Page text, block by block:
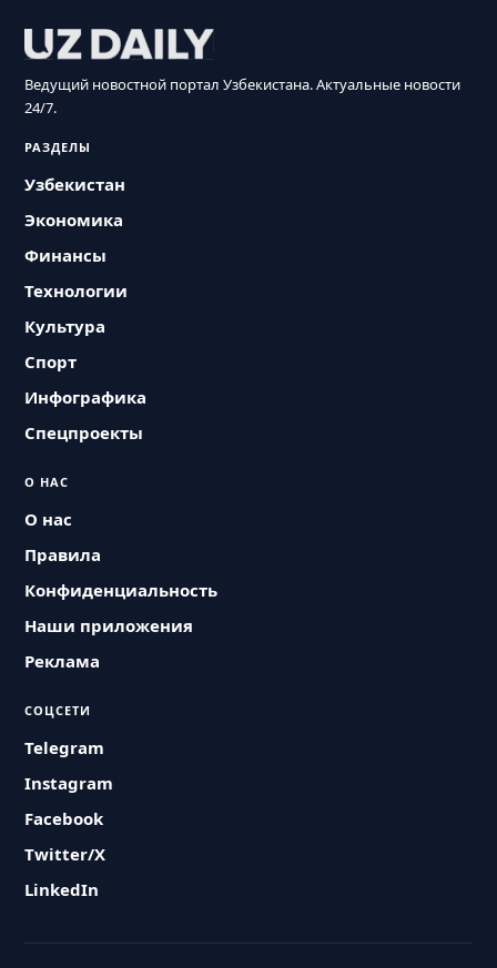
Ведущий новостной портал Узбекистана. Актуальные новости
24/7.
РАЗДЕЛЫ
Узбекистан
Экономика
Финансы
Технологии
Культура
Спорт
Инфографика
Спецпроекты
О НАС
О нас
Правила
Конфиденциальность
Наши приложения
Реклама
СОЦСЕТИ
Telegram
Instagram
Facebook
Twitter/X
LinkedIn